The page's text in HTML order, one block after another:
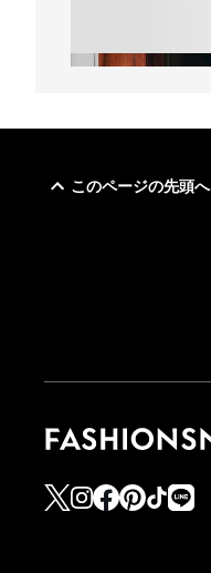
このページの先頭へ